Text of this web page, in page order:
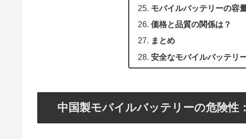
モバイルバッテリーの容
価格と品質の関係は？
まとめ
安全なモバイルバッテリ
中国製モバイルバッテリーの危険性